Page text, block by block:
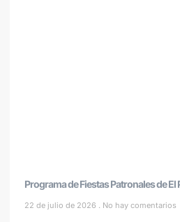
Programa de Fiestas Patronales de
22 de julio de 2026 No hay comentarios